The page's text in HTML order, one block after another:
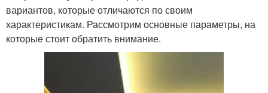
вариантов, которые отличаются по своим
характеристикам. Рассмотрим основные параметры, на
которые стоит обратить внимание.